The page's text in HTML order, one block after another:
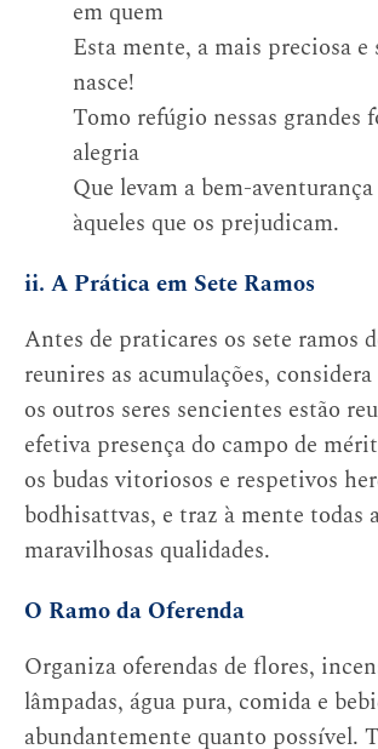
em quem
Esta mente, a mais preciosa e
nasce!
Tomo refúgio nessas grandes
alegria
Que levam a bem-
àqueles que os prejudicam.
ii. A Prática em Sete Ramos
Antes de praticares os sete ramos
reunires as acumulações,
os outros seres sencientes estão
efetiva presença do campo de
os budas vitoriosos e respetivos
bodhisattvas, e traz à mente todas
maravilhosas qualidades.
O Ramo da Oferenda
Organiza oferendas de flores,
lâmpadas, água pura, comida e
abundantemente quanto possível.